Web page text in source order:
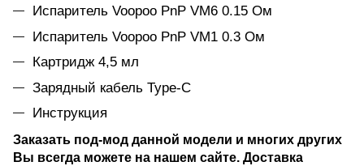
Испаритель Voopoo PnP VM6 0.15 Ом
Испаритель Voopoo PnP VM1 0.3 Ом
Картридж 4,5 мл
Зарядный кабель Type-C
Инструкция
Заказать под-мод данной модели и многих других
Вы всегда можете на нашем сайте. Доставка